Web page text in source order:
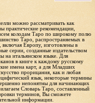
можно рассматривать как
практические рекомендации,
колодам Таро по широкому полю
Таро, распространяемых в
Европу, изготовлены в
серии, созданные издательством
на итальянском языке. Для
в книге к каждому русскому
имена карт, а для Младших
прорицания, как и любая
язык, некоторые термины
непонятны для начинающих
Словарь Таро, составленный
терминов, Вы сможете
информации.